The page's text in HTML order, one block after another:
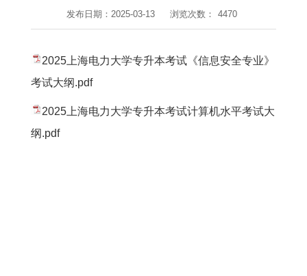
发布日期：2025-03-13 浏览次数： 4470
2025上海电力大学专升本考试《信息安全专业》
考试大纲.pdf
2025上海电力大学专升本考试计算机水平考试大
纲.pdf